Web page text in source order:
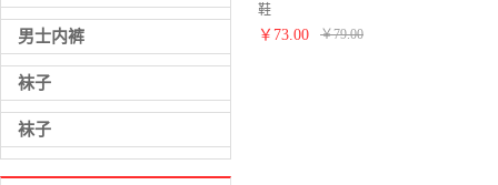
男士内裤
袜子
袜子
鞋
￥ 73.00 ￥79.00